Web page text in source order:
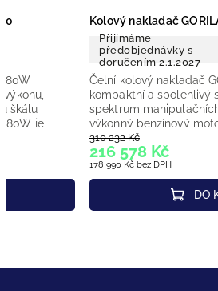
škálu
je
Kolový nakladač
Přijímáme
předobjednávky s
doručením 2.1.2027
178 990 Kč bez DPH
310 232 Kč
216 578 Kč
DO
Čelní kolový nakladač
kompaktní a spolehlivý
spektrum
výkonný benzínový